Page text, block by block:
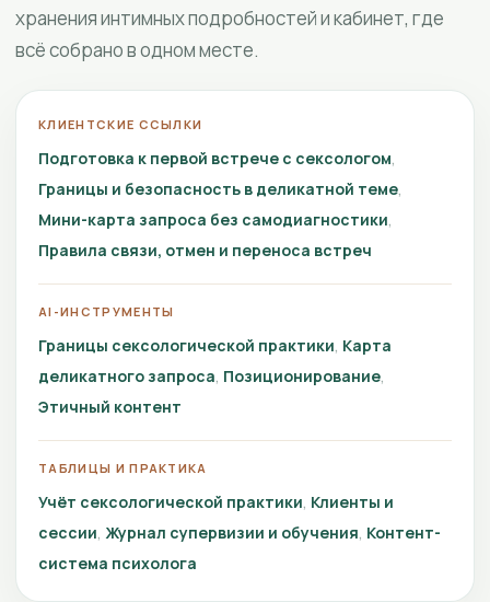
хранения интимных подробностей и кабинет, где
всё собрано в одном месте.
КЛИЕНТСКИЕ ССЫЛКИ
Подготовка к первой встрече с сексологом
Границы и безопасность в деликатной теме
Мини-карта запроса без самодиагностики
Правила связи, отмен и переноса встреч
AI-ИНСТРУМЕНТЫ
Границы сексологической практики Карта
деликатного запроса Позиционирование
Этичный контент
ТАБЛИЦЫ И ПРАКТИКА
Учёт сексологической практики Клиенты и
сессии Журнал супервизии и обучения Контент-
система психолога